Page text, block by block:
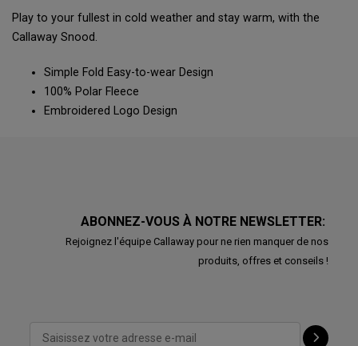
Play to your fullest in cold weather and stay warm, with the
Callaway Snood.
Simple Fold Easy-to-wear Design
100% Polar Fleece
Embroidered Logo Design
ABONNEZ-VOUS À NOTRE NEWSLETTER:
Rejoignez l'équipe Callaway pour ne rien manquer de nos
produits, offres et conseils !